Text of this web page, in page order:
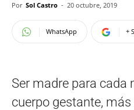
Por Sol Castro - 20 octubre, 2019
WhatsApp +
Ser madre para cada
cuerpo gestante,